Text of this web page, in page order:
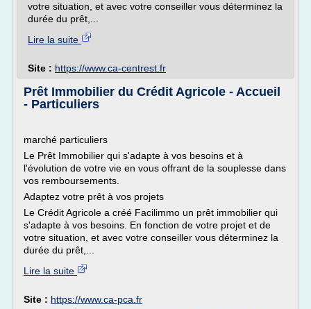
votre situation, et avec votre conseiller vous déterminez la
durée du prêt,...
Lire la suite
Site : https://www.ca-centrest.fr
Prêt Immobilier du Crédit Agricole - Accueil
- Particuliers
marché particuliers
Le Prêt Immobilier qui s'adapte à vos besoins et à
l'évolution de votre vie en vous offrant de la souplesse dans
vos remboursements.
Adaptez votre prêt à vos projets
Le Crédit Agricole a créé Facilimmo un prêt immobilier qui
s'adapte à vos besoins. En fonction de votre projet et de
votre situation, et avec votre conseiller vous déterminez la
durée du prêt,...
Lire la suite
Site : https://www.ca-pca.fr